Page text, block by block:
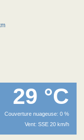
29 °C
Couverture nuageuse: 0 %
Vent: SSE 20 km/h